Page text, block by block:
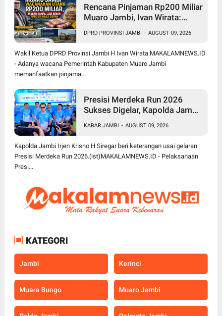
Rencana Pinjaman Rp200 Miliar
Muaro Jambi, Ivan Wirata:
Pembangunan
DPRD PROVINSI JAMBI - AUGUST 09, 2026
Wakil Ketua DPRD Provinsi Jambi H Ivan Wirata.MAKALAMNEWS.ID
- Adanya wacana Pemerintah Kabupaten Muaro Jambi
memanfaatkan pinjama...
Presisi Merdeka Run 2026
Sukses Digelar, Kapolda Jambi
dan Masyarakat
KABAR JAMBI - AUGUST 09, 2026
Kapolda Jambi Irjen Krisno H Siregar beri keterangan usai gelaran
Presisi Merdeka Run 2026.(ist)MAKALAMNEWS.ID - Pelaksanaan
Presi...
KATEGORI
Jambi Kerinci
Muara Bungo Muaro Jambi